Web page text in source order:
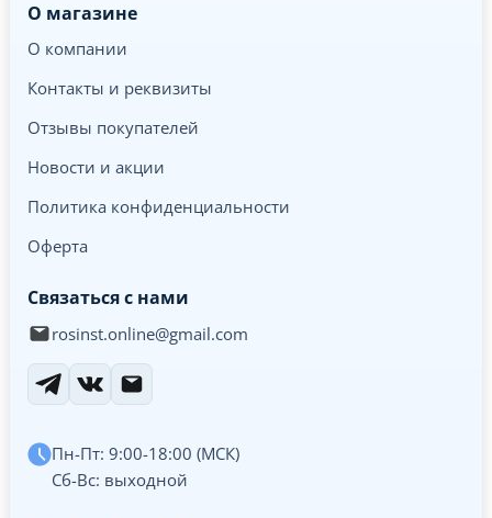
О магазине
О компании
Контакты и реквизиты
Отзывы покупателей
Новости и акции
Политика конфиденциальности
Оферта
Связаться с нами
rosinst.online@gmail.com
Пн-Пт: 9:00-18:00 (МСК)
Сб-Вс: выходной